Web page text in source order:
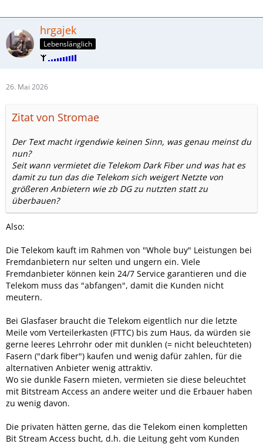
hrgajek
Lebenslänglich
26. Mai 2026
Zitat von Stromae
Der Text macht irgendwie keinen Sinn, was genau meinst du
nun?
Seit wann vermietet die Telekom Dark Fiber und was hat es
damit zu tun das die Telekom sich weigert Netzte von
größeren Anbietern wie zb DG zu nutzten statt zu
überbauen?
Also:
Die Telekom kauft im Rahmen von "Whole buy" Leistungen bei
Fremdanbietern nur selten und ungern ein. Viele
Fremdanbieter können kein 24/7 Service garantieren und die
Telekom muss das "abfangen", damit die Kunden nicht
meutern.
Bei Glasfaser braucht die Telekom eigentlich nur die letzte
Meile vom Verteilerkasten (FTTC) bis zum Haus, da würden sie
gerne leeres Lehrrohr oder mit dunklen (= nicht beleuchteten)
Fasern ("dark fiber") kaufen und wenig dafür zahlen, für die
alternativen Anbieter wenig attraktiv.
Wo sie dunkle Fasern mieten, vermieten sie diese beleuchtet
mit Bitstream Access an andere weiter und die Erbauer haben
zu wenig davon.
Die privaten hätten gerne, das die Telekom einen kompletten
Bit Stream Access bucht, d.h. die Leitung geht vom Kunden